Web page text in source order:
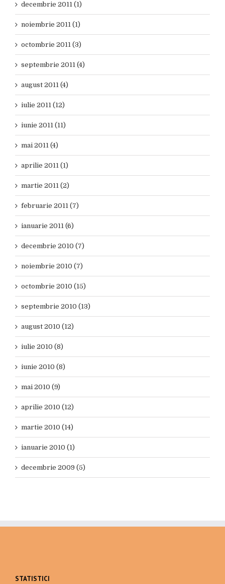
decembrie 2011 (1)
noiembrie 2011 (1)
octombrie 2011 (3)
septembrie 2011 (4)
august 2011 (4)
iulie 2011 (12)
iunie 2011 (11)
mai 2011 (4)
aprilie 2011 (1)
martie 2011 (2)
februarie 2011 (7)
ianuarie 2011 (6)
decembrie 2010 (7)
noiembrie 2010 (7)
octombrie 2010 (15)
septembrie 2010 (13)
august 2010 (12)
iulie 2010 (8)
iunie 2010 (8)
mai 2010 (9)
aprilie 2010 (12)
martie 2010 (14)
ianuarie 2010 (1)
decembrie 2009 (5)
STATISTICI